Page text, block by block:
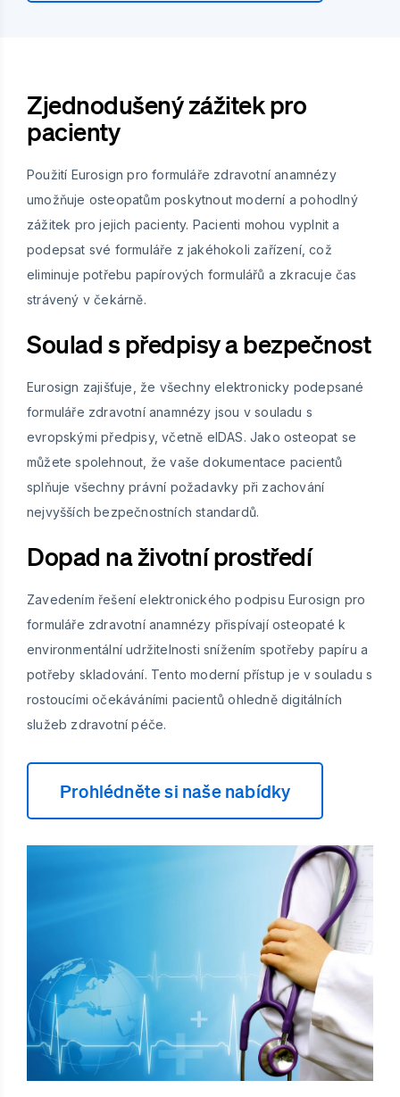
Zjednodušený zážitek pro
pacienty
Použití Eurosign pro formuláře zdravotní anamnézy
umožňuje osteopatům poskytnout moderní a pohodlný
zážitek pro jejich pacienty. Pacienti mohou vyplnit a
podepsat své formuláře z jakéhokoli zařízení, což
eliminuje potřebu papírových formulářů a zkracuje čas
strávený v čekárně.
Soulad s předpisy a bezpečnost
Eurosign zajišťuje, že všechny elektronicky podepsané
formuláře zdravotní anamnézy jsou v souladu s
evropskými předpisy, včetně eIDAS. Jako osteopat se
můžete spolehnout, že vaše dokumentace pacientů
splňuje všechny právní požadavky při zachování
nejvyšších bezpečnostních standardů.
Dopad na životní prostředí
Zavedením řešení elektronického podpisu Eurosign pro
formuláře zdravotní anamnézy přispívají osteopaté k
environmentální udržitelnosti snížením spotřeby papíru a
potřeby skladování. Tento moderní přístup je v souladu s
rostoucími očekáváními pacientů ohledně digitálních
služeb zdravotní péče.
Prohlédněte si naše nabídky